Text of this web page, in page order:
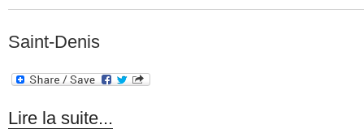
Saint-Denis
Lire la suite...